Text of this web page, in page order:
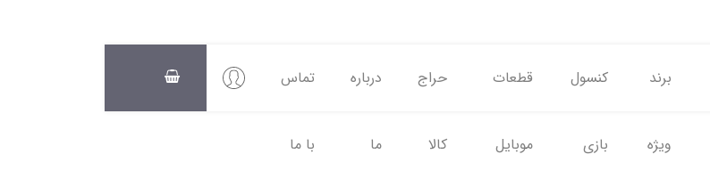
برند
ویژه
کنسول
بازی
قطعات
موبایل
حراج
کالا
درباره
ما
تماس
با ما